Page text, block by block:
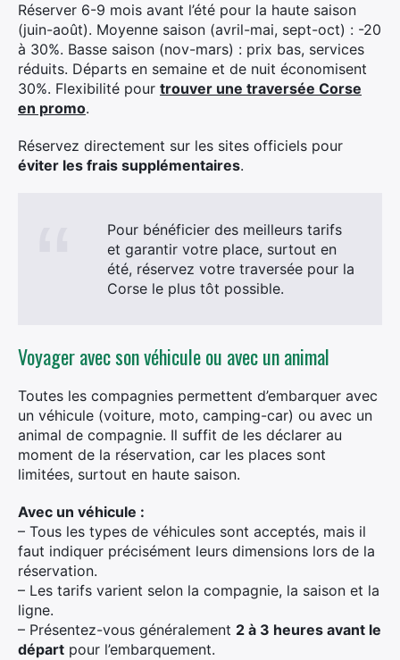
Réserver 6-9 mois avant l’été pour la haute saison
(juin-août). Moyenne saison (avril-mai, sept-oct) : -20
à 30%. Basse saison (nov-mars) : prix bas, services
réduits. Départs en semaine et de nuit économisent
30%. Flexibilité pour trouver une traversée Corse
en promo.
Réservez directement sur les sites officiels pour
éviter les frais supplémentaires.
Pour bénéficier des meilleurs tarifs
et garantir votre place, surtout en
été, réservez votre traversée pour la
Corse le plus tôt possible.
Voyager avec son véhicule ou avec un animal
Toutes les compagnies permettent d’embarquer avec
un véhicule (voiture, moto, camping-car) ou avec un
animal de compagnie. Il suffit de les déclarer au
moment de la réservation, car les places sont
limitées, surtout en haute saison.
Avec un véhicule :
– Tous les types de véhicules sont acceptés, mais il
faut indiquer précisément leurs dimensions lors de la
réservation.
– Les tarifs varient selon la compagnie, la saison et la
ligne.
– Présentez-vous généralement 2 à 3 heures avant le
départ pour l’embarquement.